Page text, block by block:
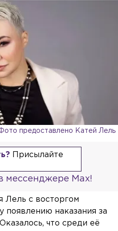
предоставлено Катей Лель
Присылайте
мессенджере Max!
Лель с восторгом
появлению наказания за
что среди её